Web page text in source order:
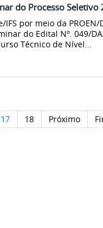
do Processo Seletivo
por meio da PROEN/
do Edital Nº. 049/
Técnico de Nível...
17 18 Próximo